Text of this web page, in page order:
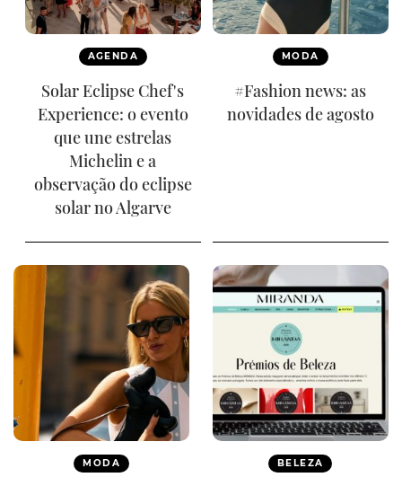
AGENDA
Solar Eclipse Chef's
Experience: o evento
que une estrelas
Michelin e a
observação do eclipse
solar no Algarve
MODA
#Fashion news: as
novidades de agosto
MODA BELEZA